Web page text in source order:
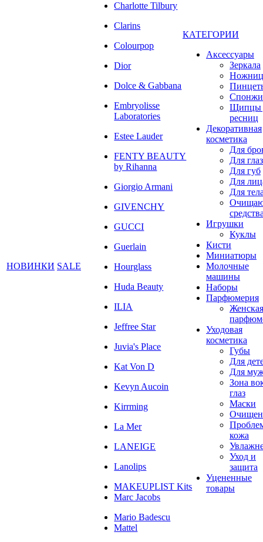
НОВИНКИ SALE
Charlotte Tilbury
Clarins
Colourpop
Dior
Dolce & Gabbana
Embryolisse
Laboratories
Estee Lauder
FENTY BEAUTY
by Rihanna
Giorgio Armani
GIVENCHY
GUCCI
Guerlain
Hourglass
Huda Beauty
ILIA
Jeffree Star
Juvia's Place
Kat Von D
Kevyn Aucoin
Kirrming
La Mer
LANEIGE
Lanolips
MAKEUPLIST Kits
Marc Jacobs
Mario Badescu
Mattel
КАТЕГОРИИ
Аксессуары
Зеркала
Спонжи
Щипцы
ресниц
Декоративная
косметика
Для
Для глаз
Для губ
Для
Для
Игрушки
Куклы
Кисти
Миниатюры
Молочные
машины
Наборы
Парфюмерия
Женская
Уходовая
косметика
Губы
Для
Для
Зона
глаз
Маски
кожа
Уход и
защита
Уцененные
товары